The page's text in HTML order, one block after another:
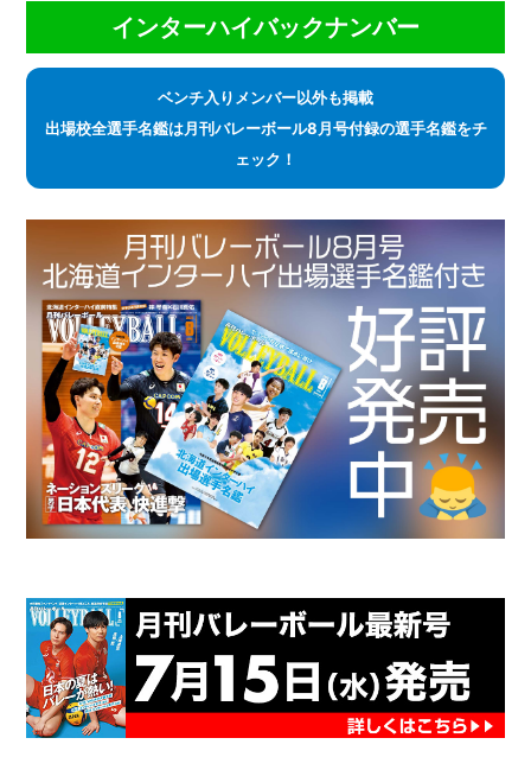
インターハイバックナンバー
ベンチ入りメンバー以外も掲載
出場校全選手名鑑は月刊バレーボール8月号付録の選手名鑑をチ
ェック！